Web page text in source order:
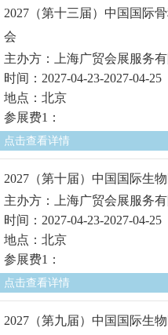
2027（第十三届）中国国际
会
主办方：上海广贸会展服务有
时间：2027-04-23-2027-04-25
地点：北京
参展费1：
点击查看详情
2027（第十届）中国国际生
主办方：上海广贸会展服务有
时间：2027-04-23-2027-04-25
地点：北京
参展费1：
点击查看详情
2027（第九届）中国国际生